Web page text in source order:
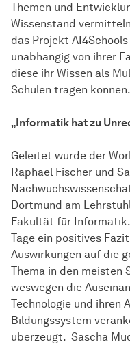
Themen und
Wissenstand
das Projekt
unabhängig von ihrer
diese ihr Wissen als
Schulen tragen können.
„Informatik hat zu
Geleitet wurde der
Raphael Fischer und
Dortmund am
Fakultät für
Tage ein positives
Auswirkungen auf die
Thema in den meisten
weswegen die
Technologie und ihren
Bildungssystem
überzeugt. Sascha